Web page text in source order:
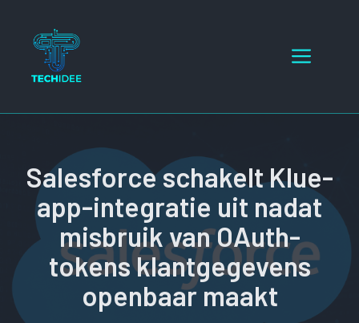
inhoud
Menu
Salesforce schakelt Klue-
app-integratie uit nadat
misbruik van OAuth-
tokens klantgegevens
openbaar maakt